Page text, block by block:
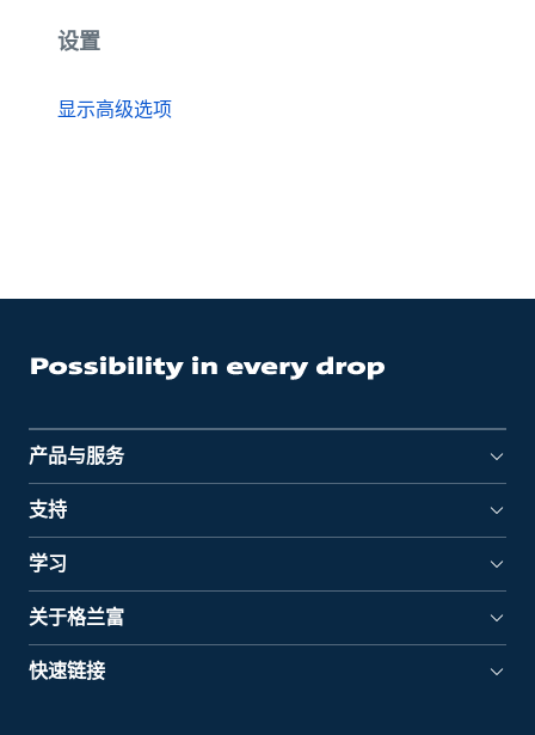
设置
显示高级选项
产品与服务
支持
学习
关于格兰富
快速链接